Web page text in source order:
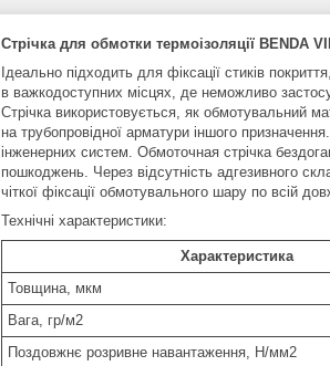
Стрічка для обмотки термоізоляції BENDA
Ідеально підходить для фіксації стиків
в важкодоступних місцях, де неможливо
Стрічка використовується, як обмотувальний
на трубопровідної арматури іншого
інженерних систем. Обмоточная стрічка
пошкоджень. Через відсутність адгезивного
чіткої фіксації обмотувального шару по всій
Технічні характеристики:
Характеристика
Товщина, мкм
Вага, гр/м2
Поздовжнє розривне навантаження, Н/мм2